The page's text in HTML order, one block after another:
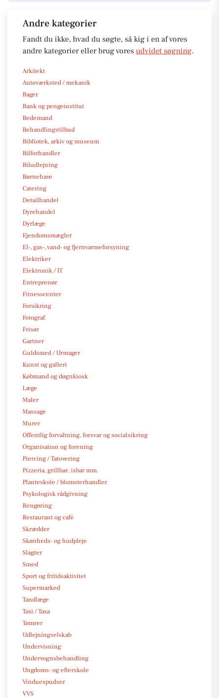
Andre kategorier
Fandt du ikke, hvad du søgte, så kig i en af vores
andre kategorier eller brug vores udvidet søgning.
Arkitekt
Autoværksted / mekanik
Bager
Bank og pengeinstitut
Bedemand
Behandlingstilbud
Bibliotek, arkiv og museum
Bilforhandler
Biludlejning
Børnehave
Catering
Detailhandel
Dyrehandel
Dyrlæge
Ejendomsmægler
El-, gas-, vand- og fjernvarmeforsyning
Elektriker
Elektronik / IT
Entreprenør
Fitnesscenter
Forsikring
Fotograf
Frisør
Gartner
Guldsmed / Urmager
Kunst og galleri
Købmand og døgnkiosk
Læge
Maler
Massage
Murer
Offentlig forvaltning, forsvar og socialsikring
Organisation og forening
Piercing / Tatovering
Pizzeria, grillbar, isbar mm.
Planteskole / blomsterhandler
Psykologisk rådgivning
Rengøring
Restaurant og café
Skrædder
Skønheds- og hudpleje
Slagter
Smed
Sport og fritidsaktivitet
Supermarked
Tandlæge
Taxi / Taxa
Tømrer
Udlejningselskab
Undervisning
Undervognsbehandling
Ungdoms- og efterskole
Vinduespudser
VVS